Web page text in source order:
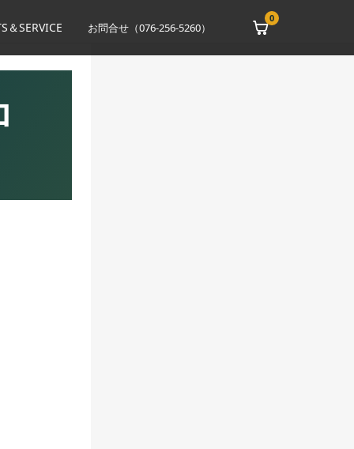
＆SERVICE お問合せ（076-256-5260）
0